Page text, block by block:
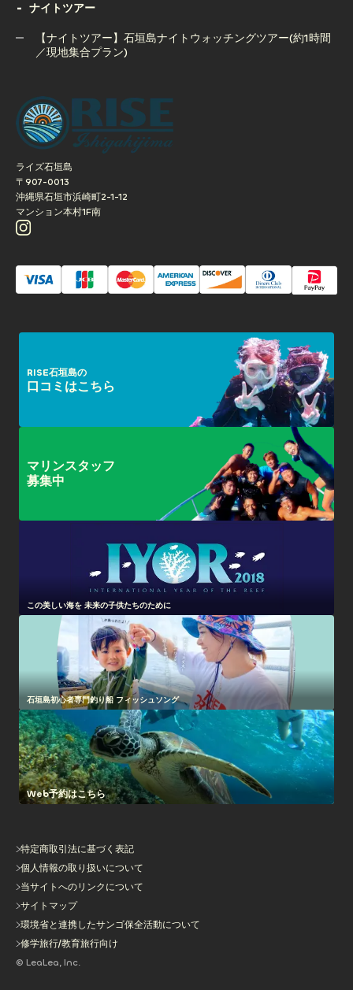
【夕方開催】石垣島サンセットSUPクルージングツアー｜写
ナイトツアー
【ナイトツアー】石垣島ナイトウォッチングツアー(約1時間
／現地集合プラン)
／現地集合プラン)
ライズ石垣島
〒907-0013
沖縄県石垣市浜崎町2-1-12
マンション本村1F南
RISE石垣島の
口コミはこちら
マリンスタッフ
募集中
この美しい海を 未来の子供たちのために
石垣島初心者専門釣り船 フィッシュソング
Web予約はこちら
特定商取引法に基づく表記
個人情報の取り扱いについて
当サイトへのリンクについて
サイトマップ
環境省と連携したサンゴ保全活動について
修学旅行/教育旅行向け
© LeaLea, Inc.